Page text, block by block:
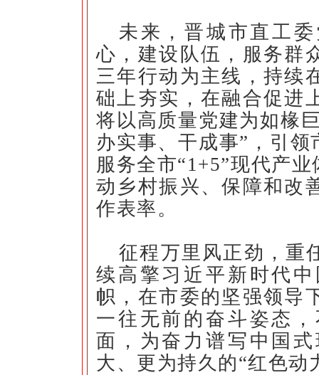
未来，晋城市直工
心，建设队伍，服务群
三年行动为主线，持续
础上夯实，在融合促进
将以高质量党建为如椽
办实事、干成事”，引
服务全市“1+5”现代产
动乡村振兴、保障和改
作表率。
征程万里风正劲，重
续高擎习近平新时代
帜，在市委的坚强领导
一往无前的奋斗姿态
面，为奋力谱写中国
大、更为持久的“红色动